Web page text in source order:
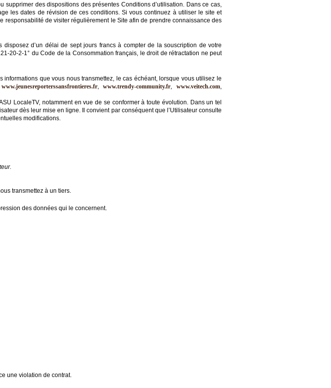
des dispositions des présentes Conditions d’utilisation. Dans ce cas,
les dates de révision de ces conditions. Si vous continuez à utiliser le site et
responsabilité de visiter régulièrement le Site afin de prendre connaissance des
d’un délai de sept jours francs à compter de la souscription de votre
20-2-1° du Code de la Consommation français, le droit de rétractation ne peut
que vous nous transmettez, le cas échéant, lorsque vous utilisez le
www.jeunesreporterssansfrontieres.fr,www.trendy-community.fr,www.veitech.com,
LocaleTV, notamment en vue de se conformer à toute évolution. Dans un tel
dès leur mise en ligne. Il convient par conséquent que l’Utilisateur consulte
modifications.
transmettez à un tiers.
des données qui le concernent.
une violation de contrat.